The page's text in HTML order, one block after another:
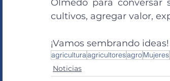
Olmedo para
cultivos, agregar valor,
¡Vamos sembrando ideas!
agriculturaagricultoresagroMujeres
Noticias